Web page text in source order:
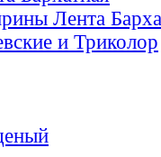
Лента
и Триколор